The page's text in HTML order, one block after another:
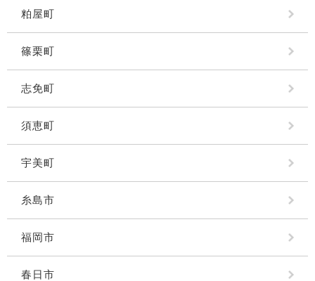
粕屋町
篠栗町
志免町
須恵町
宇美町
糸島市
福岡市
春日市